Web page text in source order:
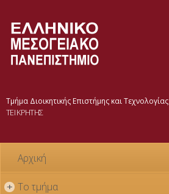
Τμήμα Διοικητικής Επιστήμης και Τεχνολογίας
ΤΕΙ ΚΡΗΤΗΣ
Αρχική
+ Το τμήμα